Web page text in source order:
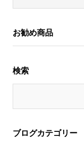
お勧め商品
検索
ブログカテゴリー